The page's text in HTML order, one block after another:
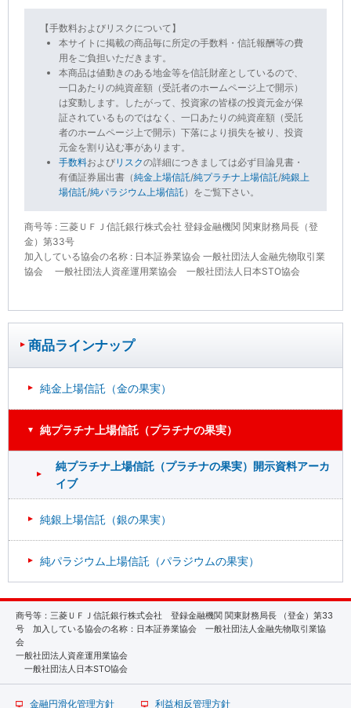
商品ラインナップ
純金上場信託（金の果実）
純プラチナ上場信託（プラチナの果実）
純プラチナ上場信託（プラチナの果実）開示資料アーカ
イブ
純銀上場信託（銀の果実）
純パラジウム上場信託（パラジウムの果実）
【手数料およびリスクについて】
本サイトに掲載の商品毎に所定の手数料・信託報酬等の費
用をご負担いただきます。
本商品は値動きのある地金等を信託財産としているので、
一口あたりの純資産額（受託者のホームページ上で開示）
は変動します。したがって、投資家の皆様の投資元金が保
証されているものではなく、一口あたりの純資産額（受託
者のホームページ上で開示）下落により損失を被り、投資
元金を割り込む事があります。
手数料およびリスクの詳細につきましては必ず目論見書・
有価証券届出書（純金上場信託/純プラチナ上場信託/純銀上
場信託/純パラジウム上場信託）をご覧下さい。
商号等 : 三菱ＵＦＪ信託銀行株式会社 登録金融機関 関東財務局長（登
金）第33号
加入している協会の名称 : 日本証券業協会 一般社団法人金融先物取引業
協会 一般社団法人資産運用業協会 一般社団法人日本STO協会
商号等：三菱ＵＦＪ信託銀行株式会社 登録金融機関 関東財務局長 （登金）第33
号 加入している協会の名称：日本証券業協会 一般社団法人金融先物取引業協
会
一般社団法人資産運用業協会
一般社団法人日本STO協会
金融円滑化管理方針 利益相反管理方針